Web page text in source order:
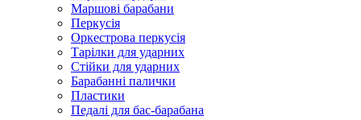
Маршові барабани
Перкусія
Оркестрова перкусія
Тарілки для ударних
Стійки для ударних
Барабанні палички
Пластики
Педалі для бас-барабана